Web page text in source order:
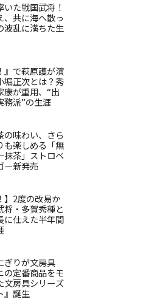
た戦国武将！
、共に海へ散っ
波乱に満ちた生
』で萩原護が演
堀正次とは？秀
康が重用、“出
務派”の生涯
の味わい、さら
も楽しめる「無
抹茶」ストロベ
ー新発売
】2度の改易か
将・多賀秀種と
に仕えた半年間
ぎりが文房具
の定番商品をモ
文房具シリーズ
』誕生